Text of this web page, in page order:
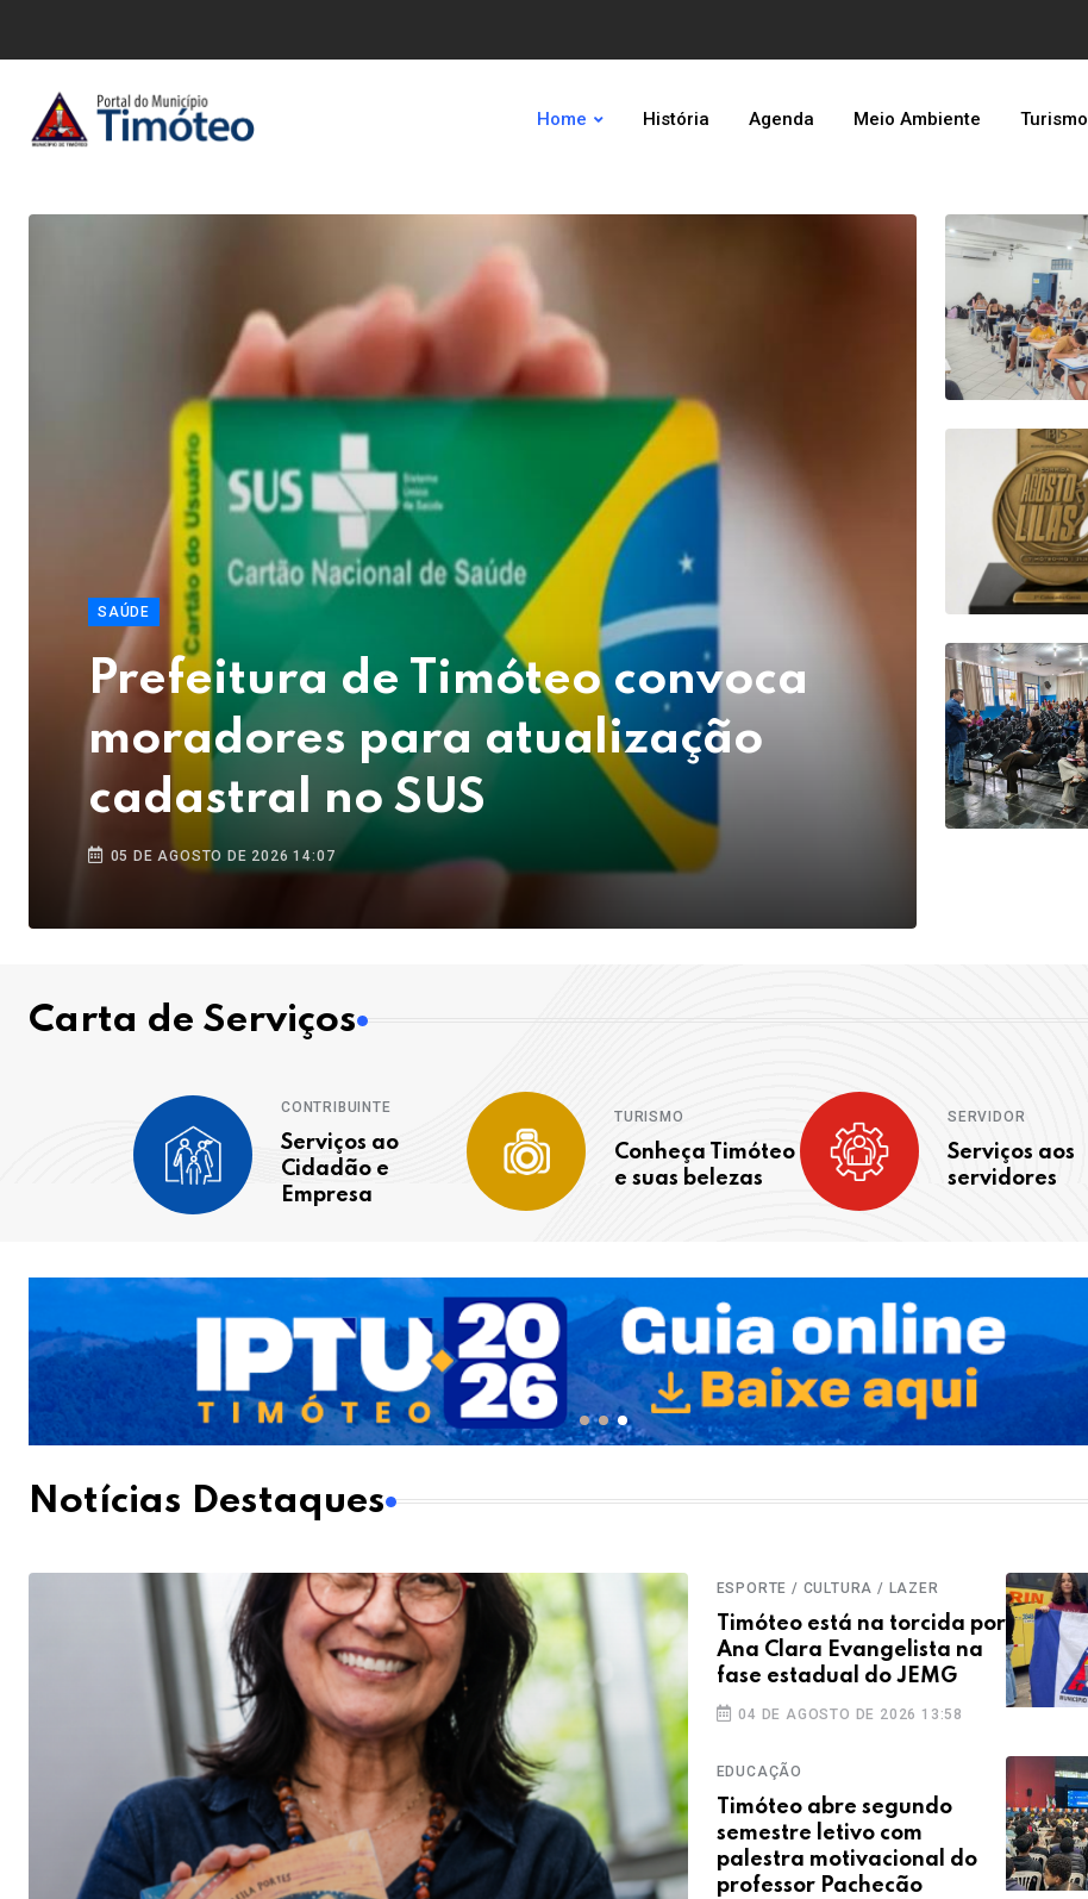
Home História Agenda Meio Ambiente Turismo
SAÚDE
Prefeitura de Timóteo convoca
moradores para atualização
cadastral no SUS
05 DE AGOSTO DE 2026 14:07
Carta de Serviços
CONTRIBUINTE
Serviços ao
Cidadão e
Empresa
TURISMO
Conheça Timóteo
e suas belezas
SERVIDOR
Serviços aos
servidores
Notícias Destaques
ESPORTE / CULTURA / LAZER
Timóteo está na torcida por
Ana Clara Evangelista na
fase estadual do JEMG
04 DE AGOSTO DE 2026 13:58
EDUCAÇÃO
Timóteo abre segundo
semestre letivo com
palestra motivacional do
professor Pachecão